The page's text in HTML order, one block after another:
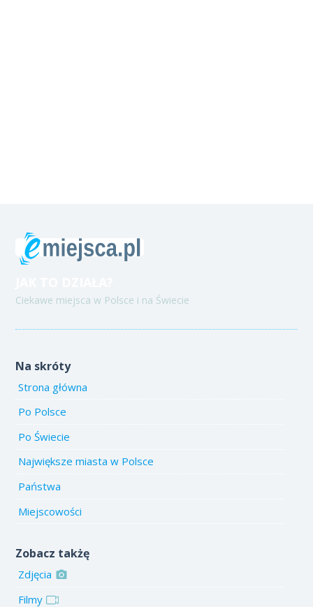
Ciekawe miejsca w Polsce i na Świecie
Na skróty
Strona główna
Po Polsce
Po Świecie
Największe miasta w Polsce
Państwa
Miejscowości
Zobacz takżę
Zdjęcia
Filmy